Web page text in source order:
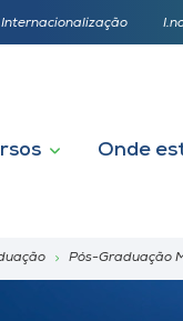
Internacionalização
Onde
Pós-Graduação